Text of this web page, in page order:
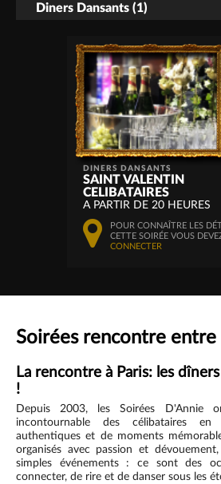
Diners Dansants (1)
DINERS DANSANTS
SAINT VALENTIN
CELIBATAIRES
A PARTIR DE 20 HEURES
POUR CONNAÎTRE LES
CETTE SOIRÉE VOUS
CONNECTER
Soirées rencontre entre
La rencontre à Paris: les
!
Depuis 2003, les Soirées D'Annie
incontournable des célibataires
authentiques et de moments
organisés avec passion et
simples événements : ce sont des
connecter, de rire et de danser sous les